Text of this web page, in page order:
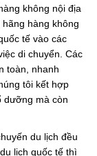
không nội địa
hàng không
tế vào các
di chuyển. Các
toàn, nhanh
tôi kết hợp
dưỡng mà còn
du lịch đều
lịch quốc tế thì